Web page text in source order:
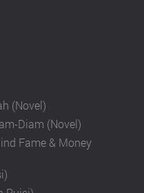
(Novel)
Diam (Novel)
Fame & Money